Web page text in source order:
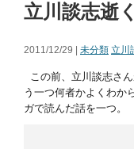
立川談志逝く
2011/12/29 | 未分類 立川
この前、立川談志さ
う一つ何者かよくわ
ガで読んだ話を一つ。